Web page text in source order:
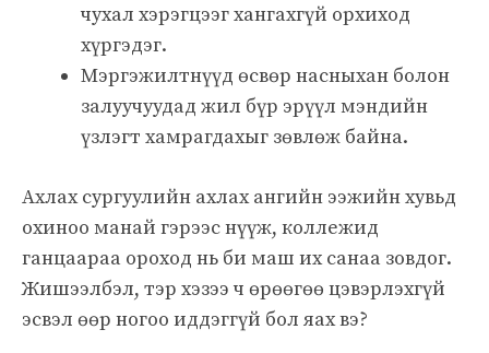
чухал хэрэгцээг хангахгүй орхиход
хүргэдэг.
Мэргэжилтнүүд өсвөр насныхан болон
залуучуудад жил бүр эрүүл мэндийн
үзлэгт хамрагдахыг зөвлөж байна.
Ахлах сургуулийн ахлах ангийн ээжийн хувьд
охиноо манай гэрээс нүүж, коллежид
ганцаараа ороход нь би маш их санаа зовдог.
Жишээлбэл, тэр хэзээ ч өрөөгөө цэвэрлэхгүй
эсвэл өөр ногоо иддэггүй бол яах вэ?